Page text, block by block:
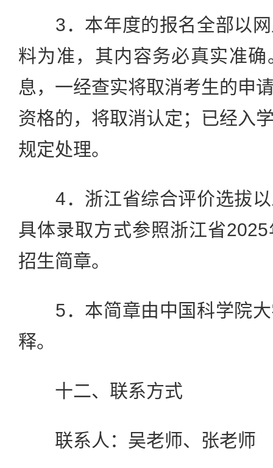
3．本年度的报名全部以网
料为准，其内容务必真实准
息，一经查实将取消考生的申
资格的，将取消认定；已经入
规定处理。
4．浙江省综合评价选拔以
具体录取方式参照浙江省
招生简章。
5．本简章由中国科学院大
释。
十二、联系方式
联系人：吴老师、张老师